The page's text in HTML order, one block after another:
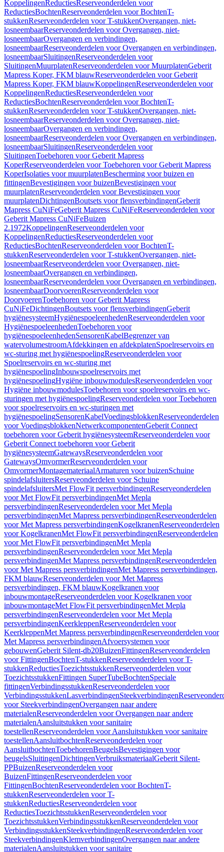
KoppelingenReductiesReserveonderdelen voor
ReductiesBochtenReserveonderdelen voor BochtenT-
stukkenReserveonderdelen voor T-stukkenOvergangen, niet-
losneembaarReserveonderdelen voor Overgangen, niet-
losneembaarOvergangen en verbindingen,
losneembaarReserveonderdelen voor Overgangen en verbindingen,
losneembaarSluitingenReserveonderdelen voor
SluitingenMuurplatenReserveonderdelen voor MuurplatenGeberit
Mapress Koper, FKM blauwReserveonderdelen voor Geberit
Mapress Koper, FKM blauwKoppelingenReserveonderdelen voor
KoppelingenReductiesReserveonderdelen voor
ReductiesBochtenReserveonderdelen voor BochtenT-
stukkenReserveonderdelen voor T-stukkenOvergangen, niet-
losneembaarReserveonderdelen voor Overgangen, niet-
losneembaarOvergangen en verbindingen,
losneembaarReserveonderdelen voor Overgangen en verbindingen,
losneembaarSluitingenReserveonderdelen voor
SluitingenToebehoren voor Geberit Mapress
KoperReserveonderdelen voor Toebehoren voor Geberit Mapress
KoperIsolaties voor muurplatenBescherming voor buizen en
fittingenBevestigingen voor buizenBevestigingen voor
muurplatenReserveonderdelen voor Bevestigingen voor
muurplatenDichtingenBoutsets voor flensverbindingenGeberit
Mapress CuNiFeGeberit Mapress CuNiFeReserveonderdelen voor
Geberit Mapress CuNiFeBuizen
2.1972KoppelingenReserveonderdelen voor
KoppelingenReductiesReserveonderdelen voor
ReductiesBochtenReserveonderdelen voor BochtenT-
stukkenReserveonderdelen voor T-stukkenOvergangen, niet-
losneembaarReserveonderdelen voor Overgangen, niet-
losneembaarOvergangen en verbindingen,
losneembaarReserveonderdelen voor Overgangen en verbindingen,
losneembaarDoorvoerenReserveonderdelen voor
DoorvoerenToebehoren voor Geberit Mapress
CuNiFeDichtingenBoutsets voor flensverbindingenGeberit
hygiënesysteemHygiënespoeleenhedenReserveonderdelen voor
HygiënespoeleenhedenToebehoren voor
hygiënespoeleenhedenSensorenKabelBegrenzer van
watervolumestroomAfdekkingen en afdekplatenSpoelreservoirs en
wc-sturing met hygiënespoelingReserveonderdelen voor
Spoelreservoirs en wc-sturing met
hygiënespoelingInbouwspoelreservoirs met
hygiënespoelingHygiëne inbouwmodulesReserveonderdelen voor
Hygiëne inbouwmodulesToebehoren voor spoelreservoirs en wc-
sturingen met hygiënespoelingReserveonderdelen voor Toebehoren
voor spoelreservoirs en wc-sturingen met
hygiënespoelingSensorenKabelVoedingsblokkenReserveonderdelen
voor VoedingsblokkenNetwerkcomponentenGeberit Connect
toebehoren voor Geberit hygiënesysteemReserveonderdelen voor
Geberit Connect toebehoren voor Geberit
hygiënesysteemGatewaysReserveonderdelen voor
GatewaysOmvormerReserveonderdelen voor
OmvormerMontagemateriaalArmaturen voor buizenSchuine
spindelafsluitersReserveonderdelen voor Schuine
spindelafsluitersMet FlowFit persverbindingenReserveonderdelen
voor Met FlowFit persverbindingenMet Mepla
persverbindingenReserveonderdelen voor Met Mepla
persverbindingenMet Mapress persverbindingenReserveonderdelen
voor Met Mapress persverbindingenKogelkranenReserveonderdelen
voor KogelkranenMet FlowFit persverbindingenReserveonderdelen
voor Met FlowFit persverbindingenMet Mepla
persverbindingenReserveonderdelen voor Met Mepla
persverbindingenMet Mapress persverbindingenReserveonderdelen
voor Met Mapress persverbindingenMet Mapress persverbindingen,
FKM blauwReserveonderdelen voor Met Mapress
persverbindingen, FKM blauwKogelkranen voor
inbouwmontageReserveonderdelen voor Kogelkranen voor
inbouwmontageMet FlowFit persverbindingenMet Mepla
persverbindingenReserveonderdelen voor Met Mepla
persverbindingenKeerkleppenReserveonderdelen voor
KeerkleppenMet Mapress persverbindingenReserveonderdelen voor
Met Mapress persverbindingenAfvoersystemen voor
gebouwenGeberit Silent-db20BuizenFittingenReserveonderdelen
voor FittingenBochtenT-stukkenReserveonderdelen voor T-
stukkenReductiesToezichtsstukkenReserveonderdelen voor
ToezichtsstukkenFittingen SuperTubeBochtenSpeciale
fittingenVerbindingsstukkenReserveonderdelen voor
VerbindingsstukkenLasverbindingenSteekverbindingen
voor SteekverbindingenOvergangen naar andere
materialenReserveonderdelen voor Overgangen naar andere
materialenAansluitstukken voor sanitaire
toestellenReserveonderdelen voor Aansluitstukken voor sanitaire
toestellenAansluitbochtenReserveonderdelen voor
AansluitbochtenToebehorenBeugelsBevestigingen voor
beugelsSluitingenDichtingenVerbruiksmateriaalGeberit Silent-
PPBuizenReserveonderdelen voor
BuizenFittingenReserveonderdelen voor
FittingenBochtenReserveonderdelen voor BochtenT-
stukkenReserveonderdelen voor T-
stukkenReductiesReserveonderdelen voor
ReductiesToezichtsstukkenReserveonderdelen voor
ToezichtsstukkenVerbindingsstukkenReserveonderdelen voor
VerbindingsstukkenSteekverbindingenReserveonderdelen voor
SteekverbindingenKlemverbindingenOvergangen naar andere
materialenAansluitstukken voor sanitaire